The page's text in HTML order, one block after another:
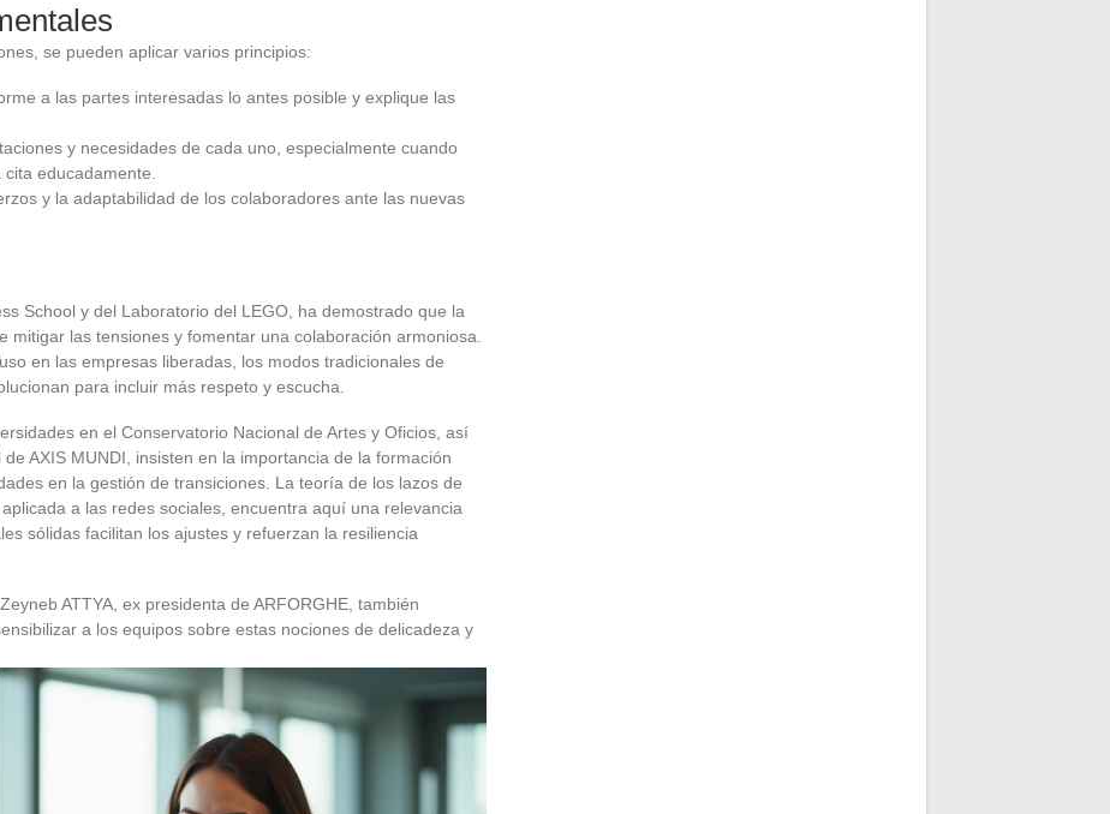
se pueden aplicar varios principios:
a las partes interesadas lo antes posible y explique las
y necesidades de cada uno, especialmente cuando
educadamente.
y la adaptabilidad de los colaboradores ante las nuevas
School y del Laboratorio del LEGO, ha demostrado que la
mitigar las tensiones y fomentar una colaboración armoniosa.
en las empresas liberadas, los modos tradicionales de
para incluir más respeto y escucha.
en el Conservatorio Nacional de Artes y Oficios, así
AXIS MUNDI, insisten en la importancia de la formación
en la gestión de transiciones. La teoría de los lazos de
a las redes sociales, encuentra aquí una relevancia
sólidas facilitan los ajustes y refuerzan la resiliencia
ATTYA, ex presidenta de ARFORGHE, también
a los equipos sobre estas nociones de delicadeza y